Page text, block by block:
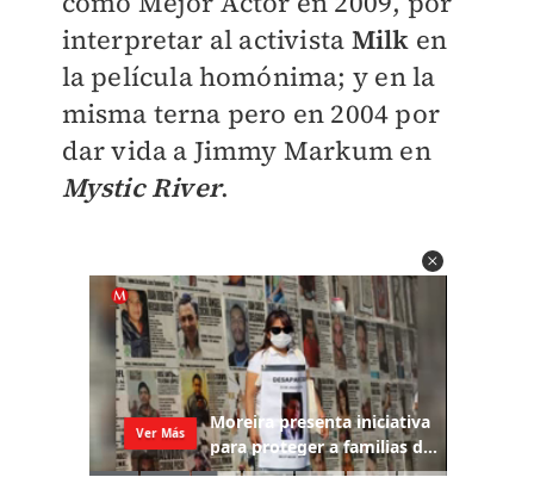
interpretar al activista Milk en
la película homónima; y en la
misma terna pero en 2004 por
dar vida a Jimmy Markum en
Mystic River.